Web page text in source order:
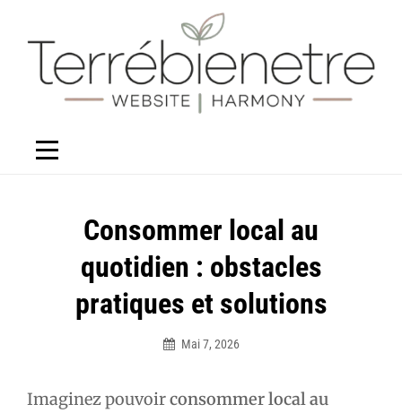
contenu
Consommer local au
quotidien : obstacles
pratiques et solutions
Mai 7, 2026
Imaginez pouvoirconsommer local au
Navigation
l’article